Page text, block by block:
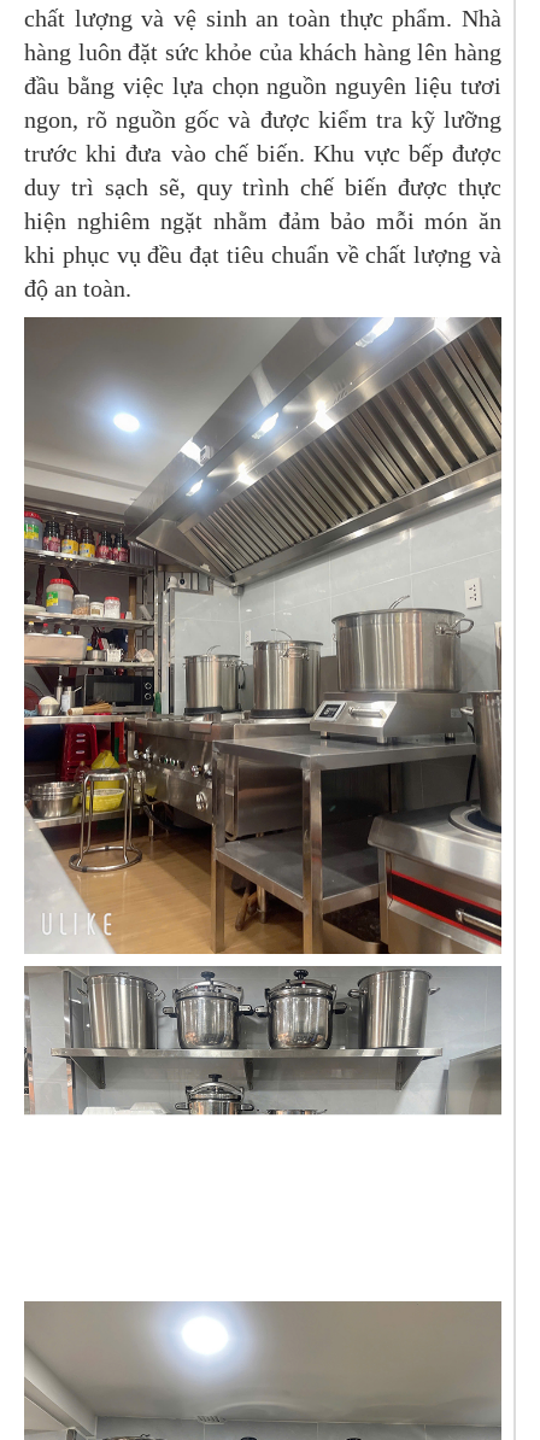
chất lượng và vệ sinh an toàn thực phẩm. Nhà
hàng luôn đặt sức khỏe của khách hàng lên hàng
đầu bằng việc lựa chọn nguồn nguyên liệu tươi
ngon, rõ nguồn gốc và được kiểm tra kỹ lưỡng
trước khi đưa vào chế biến. Khu vực bếp được
duy trì sạch sẽ, quy trình chế biến được thực
hiện nghiêm ngặt nhằm đảm bảo mỗi món ăn
khi phục vụ đều đạt tiêu chuẩn về chất lượng và
độ an toàn.